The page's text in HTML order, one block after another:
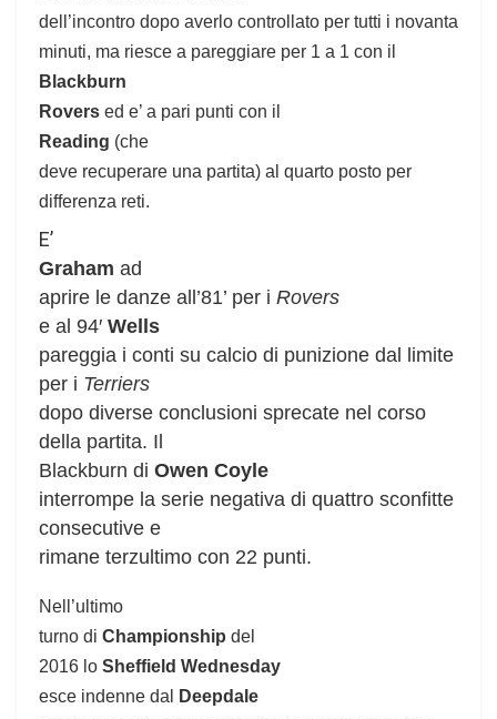
dell’incontro dopo averlo controllato per tutti i novanta
minuti, ma riesce a pareggiare per 1 a 1 con il
Blackburn
Rovers ed e’ a pari punti con il
Reading (che
deve recuperare una partita) al quarto posto per
differenza reti.
E’
Graham ad
aprire le danze all’81’ per i Rovers
e al 94′ Wells
pareggia i conti su calcio di punizione dal limite
per i Terriers
dopo diverse conclusioni sprecate nel corso
della partita. Il
Blackburn di Owen Coyle
interrompe la serie negativa di quattro sconfitte
consecutive e
rimane terzultimo con 22 punti.
Nell’ultimo
turno di Championship del
2016 lo Sheffield Wednesday
esce indenne dal
Deepdale